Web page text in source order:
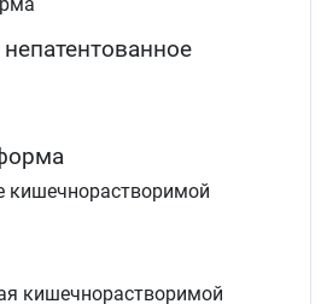
кишечнорастворимой
кишечнорастворимой